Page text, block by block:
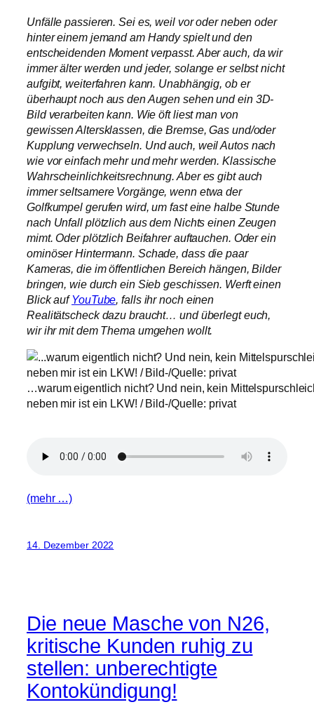
Unfälle passieren. Sei es, weil vor oder neben oder
hinter einem jemand am Handy spielt und den
entscheidenden Moment verpasst. Aber auch, da wir
immer älter werden und jeder, solange er selbst nicht
aufgibt, weiterfahren kann. Unabhängig, ob er
überhaupt noch aus den Augen sehen und ein 3D-
Bild verarbeiten kann. Wie öft liest man von
gewissen Altersklassen, die Bremse, Gas und/oder
Kupplung verwechseln. Und auch, weil Autos nach
wie vor einfach mehr und mehr werden. Klassische
Wahrscheinlichkeitsrechnung. Aber es gibt auch
immer seltsamere Vorgänge, wenn etwa der
Golfkumpel gerufen wird, um fast eine halbe Stunde
nach Unfall plötzlich aus dem Nichts einen Zeugen
mimt. Oder plötzlich Beifahrer auftauchen. Oder ein
ominöser Hintermann. Schade, dass die paar
Kameras, die im öffentlichen Bereich hängen, Bilder
bringen, wie durch ein Sieb geschissen. Werft einen
Blick aufYouTube , falls ihr noch einen
Realitätscheck dazu braucht… und überlegt euch,
wir ihr mit dem Thema umgehen wollt.
…warum eigentlich nicht? Und nein, kein
neben mir ist ein LKW! / Bild-/Quelle: privat
(mehr …)
14. Dezember 2022
Die neue Masche von N26,
kritische Kunden ruhig zu
stellen: unberechtigte
Kontokündigung!